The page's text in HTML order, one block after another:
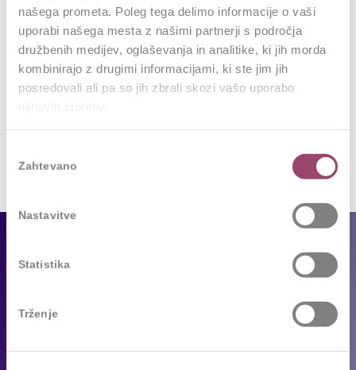
našega prometa. Poleg tega delimo informacije o vaši
uporabi našega mesta z našimi partnerji s področja
družbenih medijev, oglaševanja in analitike, ki jih morda
kombinirajo z drugimi informacijami, ki ste jim jih
posredovali ali pa so jih zbrali skozi vašo uporabo
soglasja
Zahtevano
Nastavitve
Statistika
Trženje
REPLIES
Leave a Reply
Want to join the discussion?
Za objavo komentarja se morateprijaviti.
Reference